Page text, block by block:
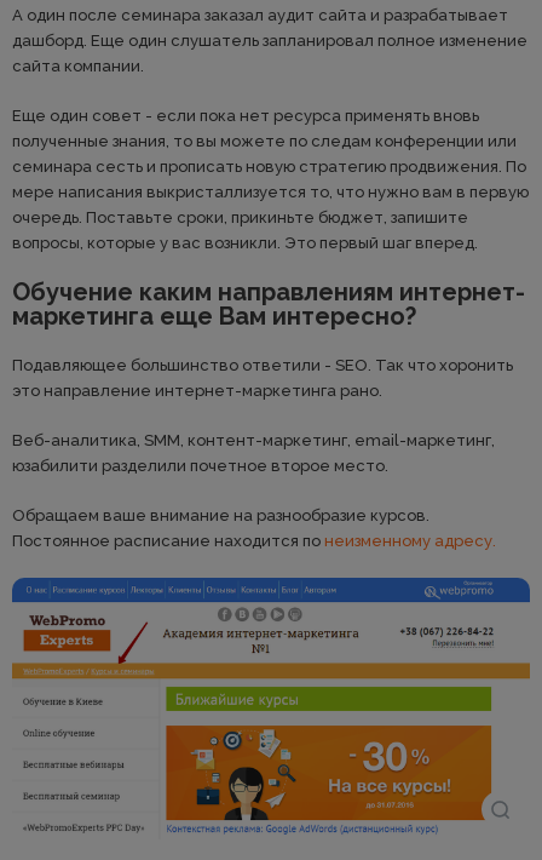
А один после семинара заказал аудит сайта и разрабатывает
дашборд. Еще один слушатель запланировал полное изменение
сайта компании.
Еще один совет - если пока нет ресурса применять вновь
полученные знания, то вы можете по следам конференции или
семинара сесть и прописать новую стратегию продвижения. По
мере написания выкристаллизуется то, что нужно вам в первую
очередь. Поставьте сроки, прикиньте бюджет, запишите
вопросы, которые у вас возникли. Это первый шаг вперед.
Обучение каким направлениям интернет-
маркетинга еще Вам интересно?
Подавляющее большинство ответили - SEO. Так что хоронить
это направление интернет-маркетинга рано.
Веб-аналитика, SMM, контент-маркетинг, email-маркетинг,
юзабилити разделили почетное второе место.
Обращаем ваше внимание на разнообразие курсов.
Постоянное расписание находится по неизменному адресу.